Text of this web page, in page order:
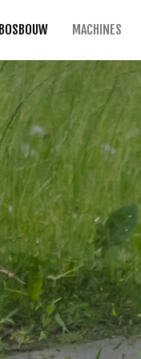
BOSBOUW MACHINES